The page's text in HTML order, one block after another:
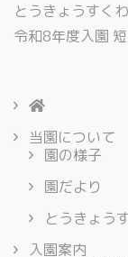
とうきょうすく
令和8年度入園
当園について
園の様子
園だより
とうきょう
入園案内